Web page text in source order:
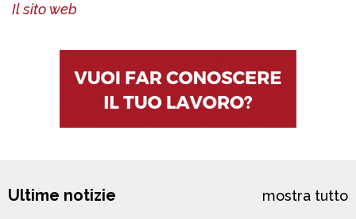
Il sito web
Ultime notizie mostra tutto